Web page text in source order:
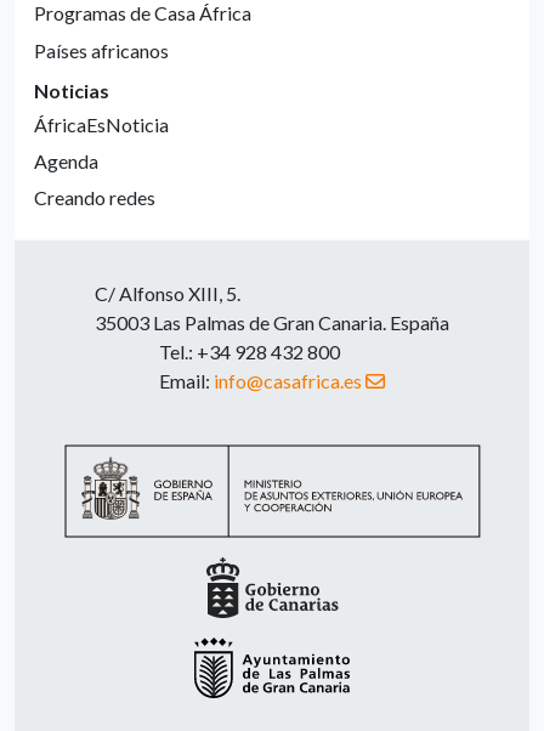
Programas de Casa África
Países africanos
Noticias
ÁfricaEsNoticia
Agenda
Creando redes
C/ Alfonso XIII, 5.
35003 Las Palmas de Gran Canaria. España
Tel.: +34 928 432 800
Email: info@casafrica.es